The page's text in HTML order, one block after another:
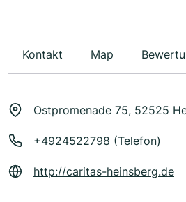
Kontakt Map
Ostpromenade 75, 52525
+4924522798 (Telefon)
http://caritas-heinsberg.de